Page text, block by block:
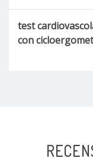
test
con